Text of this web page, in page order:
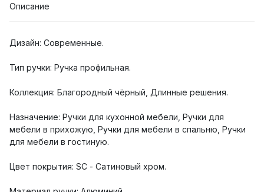
Описание
Дизайн: Современные.
Тип ручки: Ручка профильная.
Коллекция: Благородный чёрный, Длинные решения.
Назначение: Ручки для кухонной мебели, Ручки для
мебели в прихожую, Ручки для мебели в спальню, Ручки
для мебели в гостиную.
Цвет покрытия: SC - Сатиновый хром.